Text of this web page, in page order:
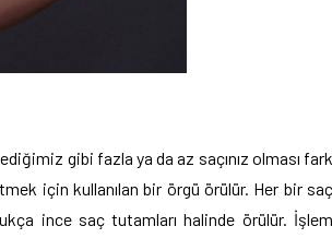
gibi fazla ya da az saçınız olması fark
için kullanılan bir örgü örülür. Her bir saç
ince saç tutamları halinde örülür. İşlem